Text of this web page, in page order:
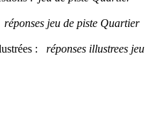
réponses jeu de piste Quartier
: réponses illustrees jeu